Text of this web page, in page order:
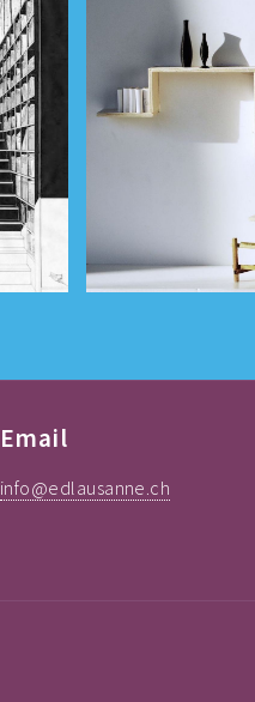
Email
info@edlausanne.ch